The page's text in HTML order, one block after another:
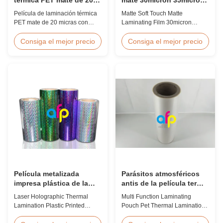
micrones a prueba de
humedad EVA
Película de laminación térmica
PET mate de 20 micras con
protección a prueba de
humedad, adecuada para
Consiga el mejor precio
para el consumo de
envases de lujo
Matte Soft Touch Matte
Laminating Film 30micron
Consumption Fingerprint Free
Soft Touch Matte Laminating
free laminate is specifically
engineered for luxury packaging
Consiga el mejor precio
Película metalizada
impresa plástica de la
laminación termal
olográfica del laser para
regalo
Laser Holographic Thermal
Lamination Plastic Printed
Parásitos atmosféricos
antis de la película termal
de la laminación del
animal doméstico de la
laminan multi
Multi Function Laminating
Pouch Pet Thermal Lamination